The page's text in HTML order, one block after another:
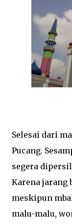
Selesai dari
Pucang.
segera
Karena jarang
meskipun
malu-malu,